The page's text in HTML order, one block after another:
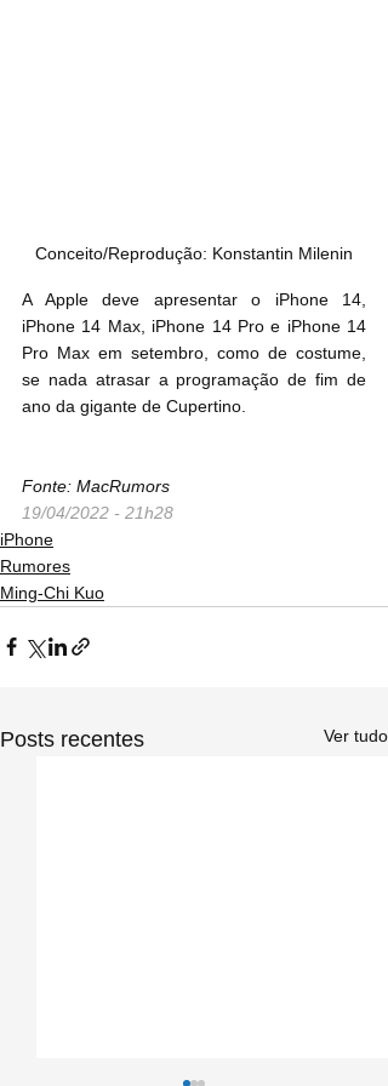
Conceito/Reprodução: Konstantin Milenin
A Apple deve apresentar o iPhone 14,
iPhone 14 Max, iPhone 14 Pro e iPhone 14
Pro Max em setembro, como de costume,
se nada atrasar a programação de fim de
ano da gigante de Cupertino.
Fonte: MacRumors
19/04/2022 - 21h28
iPhone
Rumores
Ming-Chi Kuo
Posts recentes Ver tudo